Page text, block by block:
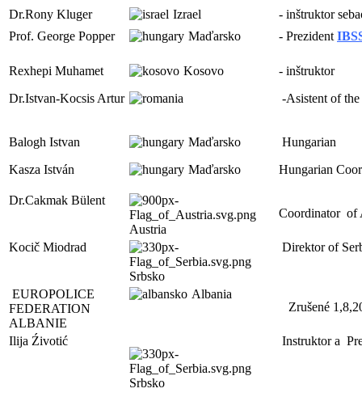
Dr.Rony Kluger
Izrael
- inštruktor
Prof. George Popper
Maďarsko - Prezident
Rexhepi Muhamet
Dr.Istvan-Kocsis Artur
Kosovo
- inštruktor
-Asistent of
Balogh Istvan
Kasza István
Maďarsko
Maďarsko
Hungarian
Hungarian
Dr.Cakmak Bülent
Austria
Coordinator of
Kocič Miodrad
Srbsko
Direktor of
EUROPOLICE
FEDERATION
ALBANIE
Albania
Zrušené
Ilija Źivotić
Srbsko
Instruktor a